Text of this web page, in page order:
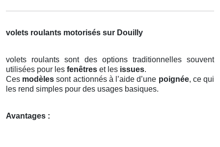
volets roulants motorisés sur Douilly
volets roulants sont des options traditionnelles souvent
utilisées pour les fenêtres et les issues.
Ces modèles sont actionnés à l’aide d’une poignée, ce qui
les rend simples pour des usages basiques.
Avantages :